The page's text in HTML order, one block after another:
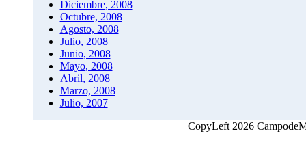
Diciembre, 2008
Octubre, 2008
Agosto, 2008
Julio, 2008
Junio, 2008
Mayo, 2008
Abril, 2008
Marzo, 2008
Julio, 2007
CopyLeft 2026